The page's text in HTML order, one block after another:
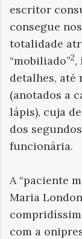
escritor
consegue
totalidade
“mobiliado”2,
detalhes, até
(anotados a
lápis), cuja
dos
funcionária.
A “paciente
Maria
com a